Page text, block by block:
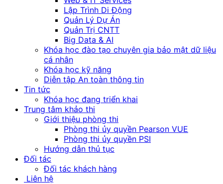
Lập Trình Di Động
Quản Lý Dự Án
Quản Trị CNTT
Big Data & AI
Khóa học đào tạo chuyên gia bảo mật dữ liệu
cá nhân
Khóa học kỹ năng
Diễn tập An toàn thông tin
Tin tức
Khóa học đang triển khai
Trung tâm khảo thi
Giới thiệu phòng thi
Phòng thi ủy quyền Pearson VUE
Phòng thi ủy quyền PSI
Hướng dẫn thủ tục
Đối tác
Đối tác khách hàng
Liên hệ